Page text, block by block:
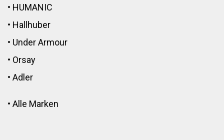
• HUMANIC
• Hallhuber
• Under Armour
• Orsay
• Adler
• Alle Marken